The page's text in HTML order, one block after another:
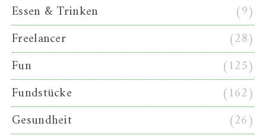
Essen & Trinken
(9)
Freelancer
(28)
Fun
(125)
Fundstücke
(162)
Gesundheit
(26)